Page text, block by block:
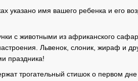
указано имя вашего ребенка и его
с животными из африканского
Львенок, слоник, жираф и
праздника!
трогательный стишок о первом